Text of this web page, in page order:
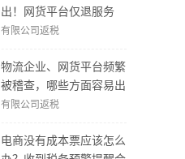
出！网货平台仅退服务
费，运费成本拿不到怎么
有限公司返税
物流企业、网货平台频繁
被稽查，哪些方面容易出
现问题？怎么实现合规经
有限公司返税
电商没有成本票应该怎么